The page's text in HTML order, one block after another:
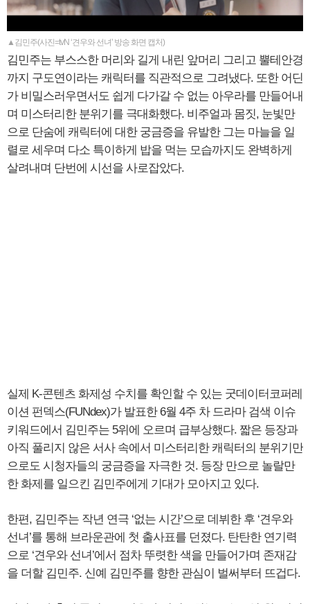
▲김민주(사진=tvN ‘견우와 선녀’ 방송 화면 캡처)
김민주는 부스스한 머리와 길게 내린 앞머리 그리고 뿔테안경
까지 구도연이라는 캐릭터를 직관적으로 그려냈다. 또한 어딘
가 비밀스러우면서도 쉽게 다가갈 수 없는 아우라를 만들어내
며 미스터리한 분위기를 극대화했다. 비주얼과 몸짓, 눈빛만
으로 단숨에 캐릭터에 대한 궁금증을 유발한 그는 마늘을 일
렬로 세우며 다소 특이하게 밥을 먹는 모습까지도 완벽하게
살려내며 단번에 시선을 사로잡았다.
실제 K-콘텐츠 화제성 수치를 확인할 수 있는 굿데이터코퍼레
이션 펀덱스(FUNdex)가 발표한 6월 4주 차 드라마 검색 이슈
키워드에서 김민주는 5위에 오르며 급부상했다. 짧은 등장과
아직 풀리지 않은 서사 속에서 미스터리한 캐릭터의 분위기만
으로도 시청자들의 궁금증을 자극한 것. 등장 만으로 놀랄만
한 화제를 일으킨 김민주에게 기대가 모아지고 있다.
한편, 김민주는 작년 연극 ‘없는 시간’으로 데뷔한 후 ‘견우와
선녀’를 통해 브라운관에 첫 출사표를 던졌다. 탄탄한 연기력
으로 ‘견우와 선녀’에서 점차 뚜렷한 색을 만들어가며 존재감
을 더할 김민주. 신예 김민주를 향한 관심이 벌써부터 뜨겁다.